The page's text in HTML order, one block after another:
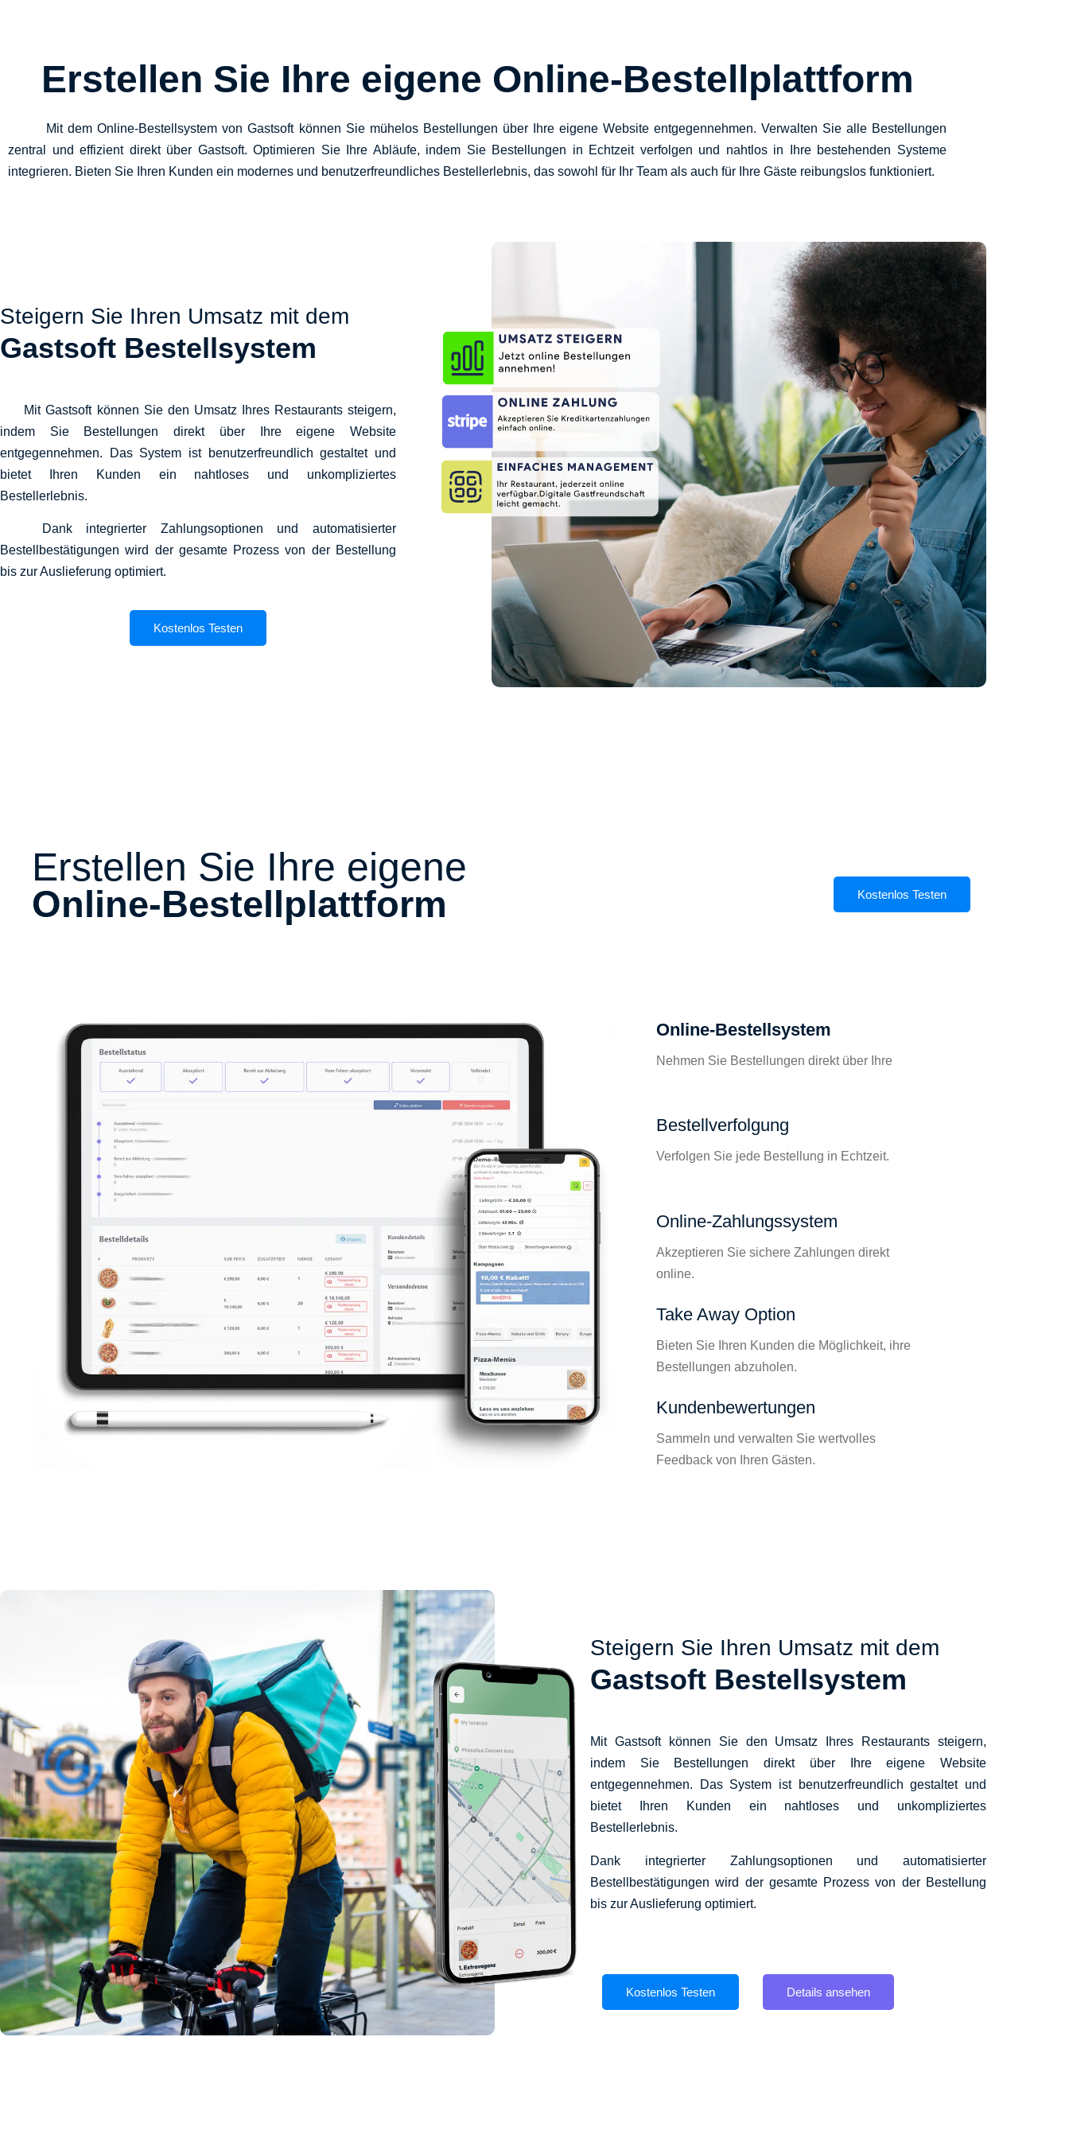
Erstellen Sie Ihre eigene Online-Bestellplattform
Mit dem Online-Bestellsystem von Gastsoft können Sie mühelos Bestellungen über Ihre eigene Website entgegennehmen. Verwalten Sie alle Bestellungen
zentral und effizient direkt über Gastsoft. Optimieren Sie Ihre Abläufe, indem Sie Bestellungen in Echtzeit verfolgen und nahtlos in Ihre bestehenden Systeme
integrieren. Bieten Sie Ihren Kunden ein modernes und benutzerfreundliches Bestellerlebnis, das sowohl für Ihr Team als auch für Ihre Gäste reibungslos funktioniert.
Steigern Sie Ihren Umsatz mit dem
Gastsoft Bestellsystem
Mit Gastsoft können Sie den Umsatz Ihres Restaurants steigern,
indem Sie Bestellungen direkt über Ihre eigene Website
entgegennehmen. Das System ist benutzerfreundlich gestaltet und
bietet Ihren Kunden ein nahtloses und unkompliziertes
Bestellerlebnis.
Dank integrierter Zahlungsoptionen und automatisierter
Bestellbestätigungen wird der gesamte Prozess von der Bestellung
bis zur Auslieferung optimiert.
Kostenlos Testen
Erstellen Sie Ihre eigene
Online-Bestellplattform Kostenlos Testen
Online-Bestellsystem
Nehmen Sie Bestellungen direkt über Ihre
Bestellverfolgung
Verfolgen Sie jede Bestellung in Echtzeit.
Online-Zahlungssystem
Akzeptieren Sie sichere Zahlungen direkt
online.
Take Away Option
Bieten Sie Ihren Kunden die Möglichkeit, ihre
Bestellungen abzuholen.
Kundenbewertungen
Sammeln und verwalten Sie wertvolles
Feedback von Ihren Gästen.
Steigern Sie Ihren Umsatz mit dem
Gastsoft Bestellsystem
Mit Gastsoft können Sie den Umsatz Ihres Restaurants steigern,
indem Sie Bestellungen direkt über Ihre eigene Website
entgegennehmen. Das System ist benutzerfreundlich gestaltet und
bietet Ihren Kunden ein nahtloses und unkompliziertes
Bestellerlebnis.
Dank integrierter Zahlungsoptionen und automatisierter
Bestellbestätigungen wird der gesamte Prozess von der Bestellung
bis zur Auslieferung optimiert.
Kostenlos Testen Details ansehen